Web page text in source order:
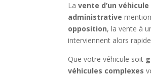
Lavente d’un
administrative
opposition, la vente à
interviennent alors
Que votre véhicule soit
véhicules complexes